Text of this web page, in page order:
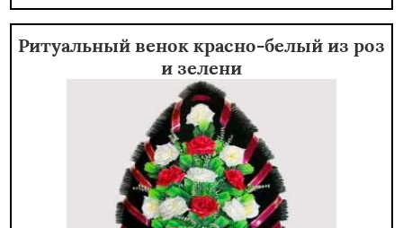
Ритуальный венок красно-белый из роз
и зелени